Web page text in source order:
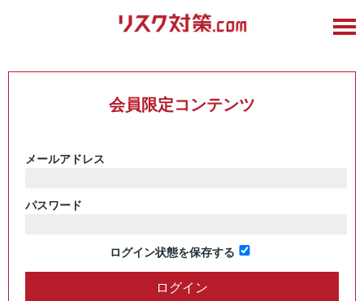
会員限定コンテンツ
メールアドレス
パスワード
ログイン状態を保存する